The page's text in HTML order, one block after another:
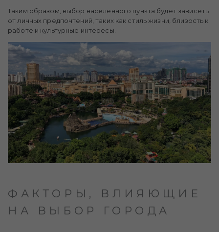
Таким образом, выбор населенного пункта будет зависеть
от личных предпочтений, таких как стиль жизни, близость к
работе и культурные интересы.
ФАКТОРЫ, ВЛИЯЮЩИЕ
НА ВЫБОР ГОРОДА